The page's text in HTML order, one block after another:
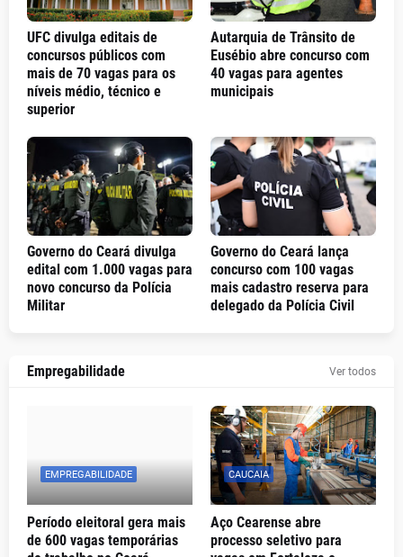
UFC divulga editais de
concursos públicos com
mais de 70 vagas para os
níveis médio, técnico e
superior
Autarquia de Trânsito de
Eusébio abre concurso com
40 vagas para agentes
municipais
Governo do Ceará divulga
edital com 1.000 vagas para
novo concurso da Polícia
Militar
Governo do Ceará lança
concurso com 100 vagas
mais cadastro reserva para
delegado da Polícia Civil
Empregabilidade Ver todos
EMPREGABILIDADE
Período eleitoral gera mais
de 600 vagas temporárias
CAUCAIA
Aço Cearense abre
processo seletivo para